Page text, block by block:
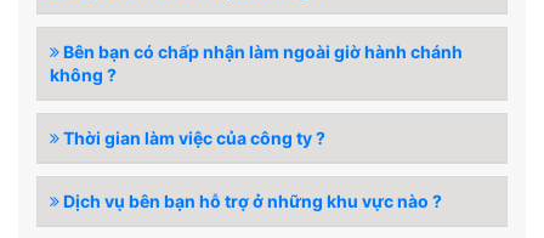
Bên bạn có chấp nhận làm ngoài giờ hành chánh
không ?
Thời gian làm việc của công ty ?
Dịch vụ bên bạn hỗ trợ ở những khu vực nào ?